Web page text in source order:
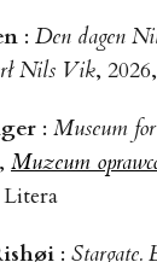
: Den dagen
Nils Vik,
: Museum
, Muzeum
: Stargate.